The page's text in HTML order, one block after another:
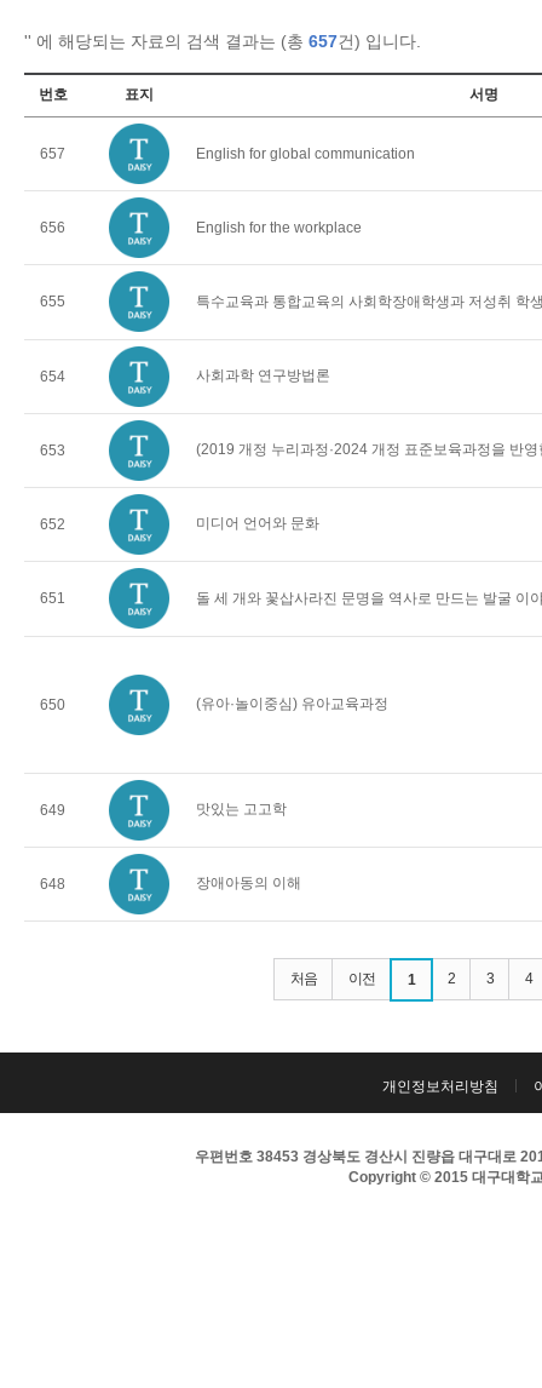
'' 에 해당되는 자료의 검색 결과는 (총 657건) 입니다.
번호 표지 서명
657 English for global communication
656 English for the workplace
655 특수교육과 통합교육의 사회학장애학생과 저성취 학
654 사회과학 연구방법론
653 (2019 개정 누리과정·2024 개정 표준보육과정을 반
652 미디어 언어와 문화
651 돌 세 개와 꽃삽사라진 문명을 역사로 만드는 발굴 이
650 (유아·놀이중심) 유아교육과정
649 맛있는 고고학
648 장애아동의 이해
처음 이전 1 2 3 4
개인정보처리방침
우편번호 38453 경상북도 경산시 진량읍 대구대로
Copyright © 2015 대구대학